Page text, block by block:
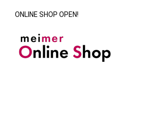
ONLINE SHOP OPEN!